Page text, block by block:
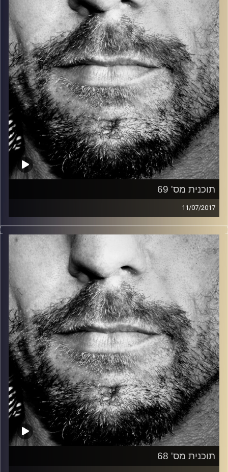
קרדיט תמונות: David Goehring
תוכנית מס' 69
11/07/2017
זיפים, מוזיקה מחוספסת של הופעות חיות. הרבה ג'אם, רוק,
בלוז, bluegrass, ג'אז, Fאנק, פרוגרסיב ואפילו אלקטרוניקה.
כל מה שחי, אמיתי ונושם.
עם שמוליק רגב.
קרדיט תמונות: David Goehring
תוכנית מס' 68